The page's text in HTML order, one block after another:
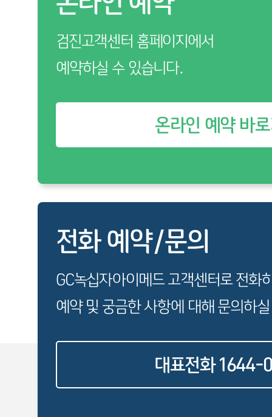
검진고객센터 홈페이지에서
예약하실 수 있습니다.
온라인 예약 바
전화 예약/문의
GC녹십자아이메드 고객센터로 전화
예약 및 궁금한 사항에 대해 문의하
대표전화 1644-